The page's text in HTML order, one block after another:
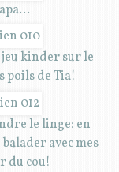
kinder sur le
poils de Tia!
le linge: en
avec mes
du cou!